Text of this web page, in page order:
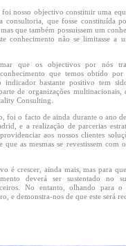
foi nosso objectivo constituir uma
consultoria, que fosse constituída
que também possuissem um
conhecimento não se limitasse a
que os objectivos por nós
que temos obtido
indicador bastante positivo tem
de organizações
Consulting.
foi o facto de ainda durante o ano
e a realização de parcerias
aos nossos clientes
que as mesmas se revestissem com
é crescer, ainda mais, mas para
deverá ser sustentado no
No entanto, olhando para o
e demonstra-nos de que este será